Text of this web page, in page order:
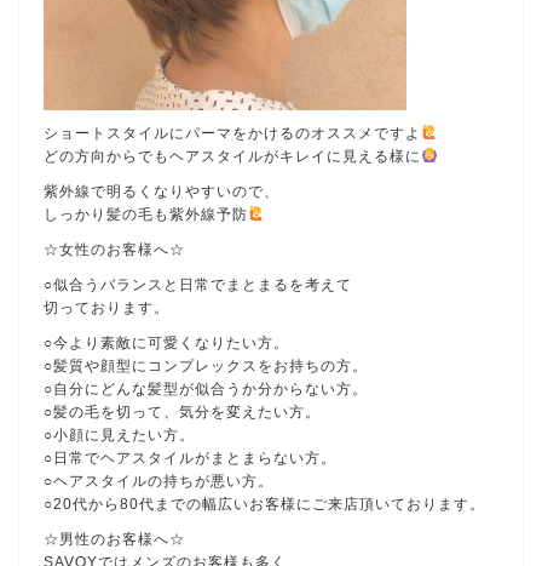
ショートスタイルにパーマをかけるのオススメですよ
どの方向からでもヘアスタイルがキレイに見える様に
紫外線で明るくなりやすいので、
しっかり髪の毛も紫外線予防
☆女性のお客様へ☆
○似合うバランスと日常でまとまるを考えて
切っております。
○今より素敵に可愛くなりたい方。
○髪質や顔型にコンプレックスをお持ちの方。
○自分にどんな髪型が似合うか分からない方。
○髪の毛を切って、気分を変えたい方。
○小顔に見えたい方。
○日常でヘアスタイルがまとまらない方。
○ヘアスタイルの持ちが悪い方。
○20代から80代までの幅広いお客様にご来店頂いております。
☆男性のお客様へ☆
SAVOYではメンズのお客様も多く